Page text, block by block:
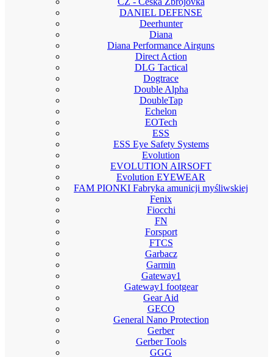
DANIEL DEFENSE
Deerhunter
Diana
Diana Performance Airguns
Direct Action
DLG Tactical
Dogtrace
Double Alpha
DoubleTap
Echelon
EOTech
ESS
ESS Eye Safety Systems
Evolution
EVOLUTION AIRSOFT
Evolution EYEWEAR
FAM PIONKI Fabryka amunicji myśliwskiej
Fenix
Fiocchi
FN
Forsport
FTCS
Garbacz
Garmin
Gateway1
Gateway1 footgear
Gear Aid
GECO
General Nano Protection
Gerber
Gerber Tools
GGG